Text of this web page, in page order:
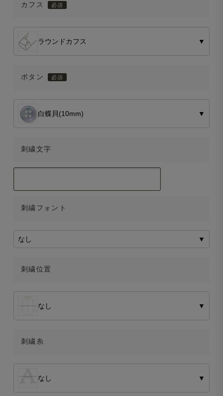
カフス
ラウンドカフス ▼
ボタン
白蝶貝(10mm) ▼
刺繍文字
刺繍フォント
なし ▼
刺繍位置
なし ▼
刺繍糸
なし ▼